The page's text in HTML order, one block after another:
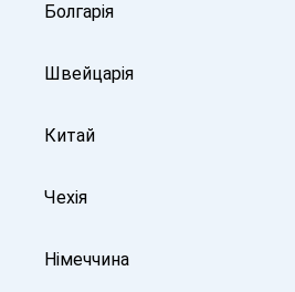
Болгарія
Швейцарія
Китай
Чехія
Німеччина